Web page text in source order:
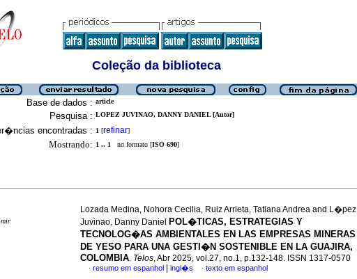
Coleção da biblioteca
Base de dados : article
Pesquisa : LOPEZ JUVINAO, DANNY DANIEL [Autor]
encontradas : 1 [refinar]
Mostrando: 1 .. 1 no formato [ISO 690]
Lozada Medina, Nohora Cecilia, Ruiz Arrieta, Tatiana Andrea and L�pez
Juvinao, Danny Daniel
POL�TICAS, ESTRATEGIAS Y
TECNOLOG�AS AMBIENTALES EN LAS EMPRESAS MINERAS
DE YESO PARA UNA GESTI�N SOSTENIBLE EN LA GUAJIRA,
COLOMBIA. Telos, Abr 2025, vol.27, no.1, p.132-148. ISSN 1317-0570
· resumo em espanhol ingl�s · texto em espanhol